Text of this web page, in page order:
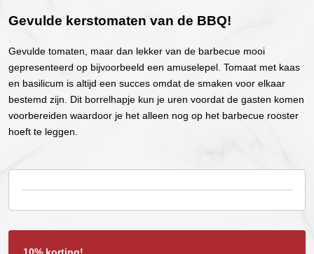
Gevulde kerstomaten van de BBQ!
Gevulde tomaten, maar dan lekker van de barbecue mooi
gepresenteerd op bijvoorbeeld een amuselepel. Tomaat met kaas
en basilicum is altijd een succes omdat de smaken voor elkaar
bestemd zijn. Dit borrelhapje kun je uren voordat de gasten komen
voorbereiden waardoor je het alleen nog op het barbecue rooster
hoeft te leggen.
10% korting!